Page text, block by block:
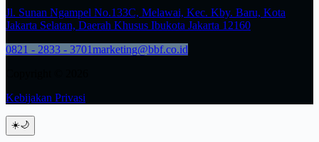
Jl. Sunan Ngampel No.133C, Melawai, Kec. Kby. Baru, Kota
Jakarta Selatan, Daerah Khusus Ibukota Jakarta 12160
0821 - 2833 - 3701marketing@bbf.co.id
Kebijakan Privasi
☀️🌙